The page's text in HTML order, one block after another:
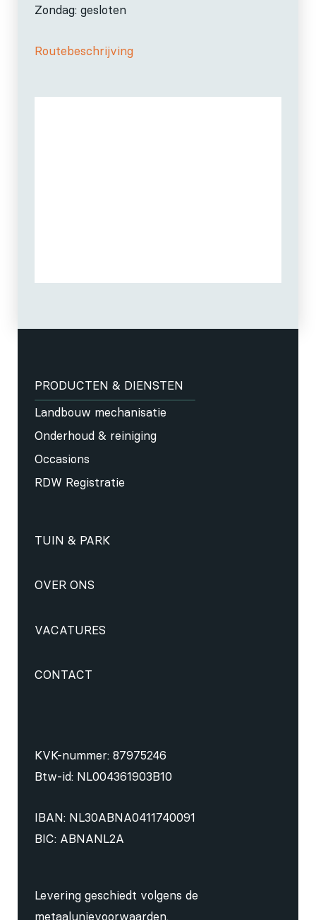
Zondag: gesloten
Routebeschrijving
PRODUCTEN & DIENSTEN
Landbouw mechanisatie
Onderhoud & reiniging
Occasions
RDW Registratie
TUIN & PARK
OVER ONS
VACATURES
CONTACT
KVK-nummer: 87975246
Btw-id: NL004361903B10
IBAN: NL30ABNA0411740091
BIC: ABNANL2A
Levering geschiedt volgens de
metaalunievoorwaarden.